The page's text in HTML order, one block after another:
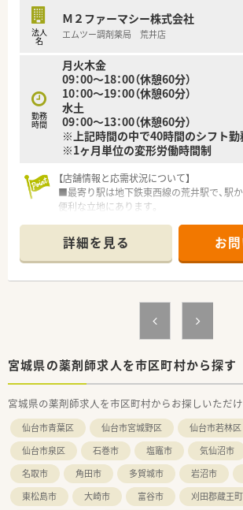
法人
名
Ｍ２ファーマシー株式会社
エムツー調剤薬局 荒井店
勤務
時間
月火木金
09：00～18：00（休憩60分）
10：00～19：00（休憩60分）
水土
09：00～13：00（休憩60分）
※上記時間の中で40時間のシフト勤
※1ヶ月単位の変形労働時間制
【店舗情報と応需状況について】
■最寄り駅は地下鉄東西線の荒井駅で、駅
便利な立地にあります。
っております。
■薬剤師は常勤4名、事務員は3名が在籍し、
務にあたっています。
■宮城県内に6店舗、岩手県に2店舗の調剤
展開している企業です。
■社内に多職種が在籍しているため、在宅医
【勤務実態について】
■みなし残業時間を超える残業はほとんど
を基本としています。
■ご本人の希望がない限り転勤はないため、
ことが可能です。
■2021年度の有給休暇消化日数は平均6.6
やすい環境です。
詳細を見る お
宮城県の薬剤師求人を市区町村から探す
宮城県の薬剤師求人を市区町村からお探しいただけ
仙台市青葉区 仙台市宮城野区 仙台市若林区
仙台市泉区
石巻市 塩竈市 気仙沼市
名取市
角田市 多賀城市 岩沼市
東松島市
大崎市 富谷市
刈田郡蔵王町